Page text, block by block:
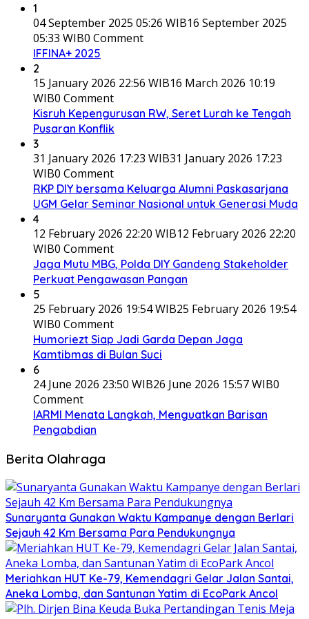
1
04 September 2025 05:26 WIB16 September 2025
05:33 WIB0 Comment
IFFINA+ 2025
2
15 January 2026 22:56 WIB16 March 2026 10:19
WIB0 Comment
Kisruh Kepengurusan RW, Seret Lurah ke Tengah
Pusaran Konflik
3
31 January 2026 17:23 WIB31 January 2026 17:23
WIB0 Comment
RKP DIY bersama Keluarga Alumni Paskasarjana
UGM Gelar Seminar Nasional untuk Generasi Muda
4
12 February 2026 22:20 WIB12 February 2026 22:20
WIB0 Comment
Jaga Mutu MBG, Polda DIY Gandeng Stakeholder
Perkuat Pengawasan Pangan
5
25 February 2026 19:54 WIB25 February 2026 19:54
WIB0 Comment
Humoriezt Siap Jadi Garda Depan Jaga
Kamtibmas di Bulan Suci
6
24 June 2026 23:50 WIB26 June 2026 15:57 WIB0
Comment
IARMI Menata Langkah, Menguatkan Barisan
Pengabdian
Berita Olahraga
Sunaryanta Gunakan Waktu Kampanye dengan Berlari
Sejauh 42 Km Bersama Para Pendukungnya
Meriahkan HUT Ke-79, Kemendagri Gelar Jalan Santai,
Aneka Lomba, dan Santunan Yatim di EcoPark Ancol